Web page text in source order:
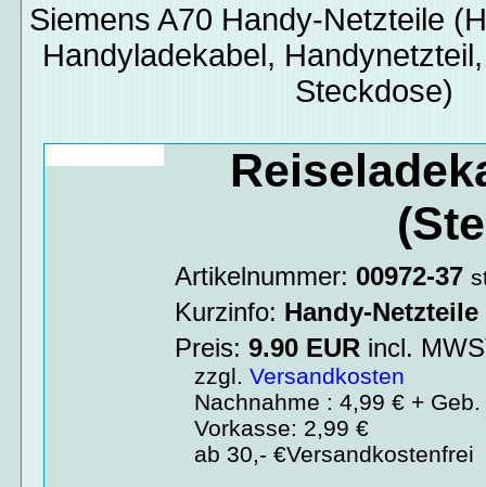
Siemens A70 Handy-Netzteile
Handyladekabel,
Steckdose)
Artikelnummer: 00972-37
Kurzinfo: Handy-Netzteile
Preis:9.90 EUR incl.
zzgl.Versandkosten
Nachnahme : 4,99 € + Geb.
Vorkasse: 2,99 €
ab 30,- €Versandkostenfrei